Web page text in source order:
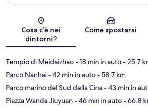
Mappa
Cosa c’è nei
dintorni?
Come spostarsi
Tempio di Meidaizhao- 18 min in auto- 25.7
Parco Nanhai- 42 min in auto- 58.7 km
Parco marino del Sud della Cina- 43 min in
Piazza Wanda Jiuyuan- 46 min in auto- 66.8